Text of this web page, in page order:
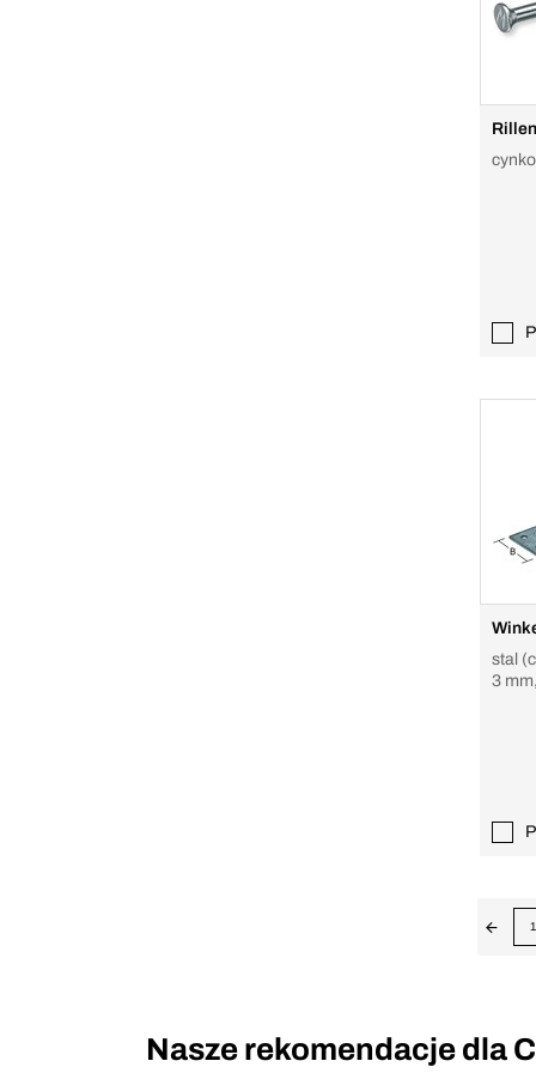
stal
3
1
Nasze rekomendacje dla